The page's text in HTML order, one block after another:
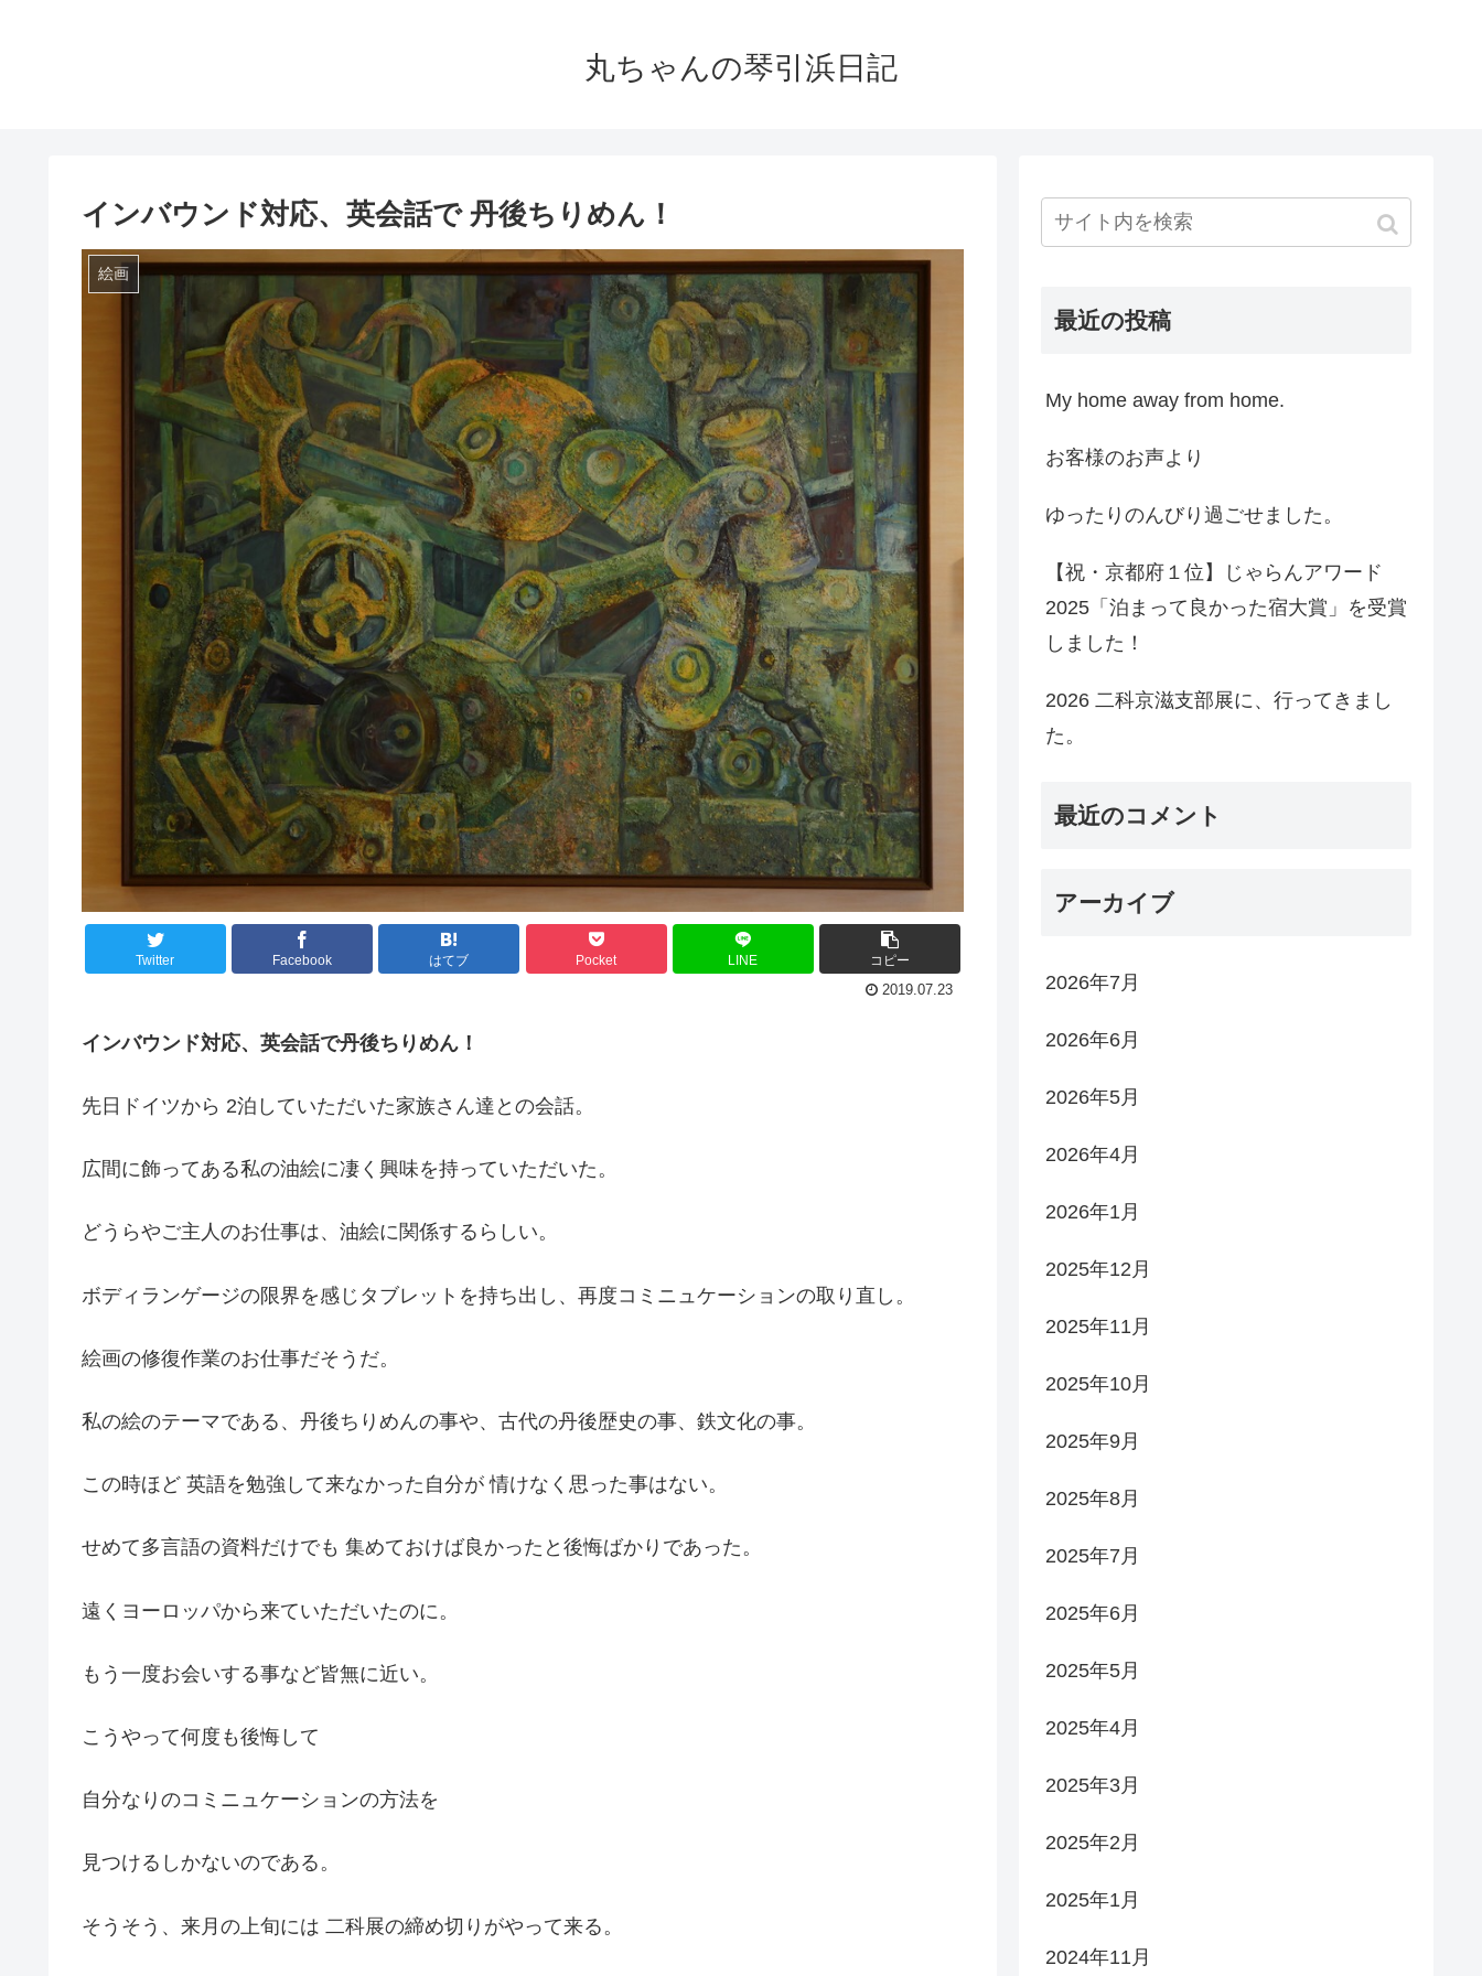
丸ちゃんの琴引浜日記
インバウンド対応、英会話で 丹後ちりめん！
絵画
Twitter Facebook はてブ Pocket LINE
コピー
2019.07.23
インバウンド対応、英会話で丹後ちりめん！
先日ドイツから 2泊していただいた家族さん達との会話。
広間に飾ってある私の油絵に凄く興味を持っていただいた。
どうらやご主人のお仕事は、油絵に関係するらしい。
ボディランゲージの限界を感じタブレットを持ち出し、再度コミニュケーションの取り直し。
絵画の修復作業のお仕事だそうだ。
私の絵のテーマである、丹後ちりめんの事や、古代の丹後歴史の事、鉄文化の事。
この時ほど 英語を勉強して来なかった自分が 情けなく思った事はない。
せめて多言語の資料だけでも 集めておけば良かったと後悔ばかりであった。
遠くヨーロッパから来ていただいたのに。
もう一度お会いする事など皆無に近い。
こうやって何度も後悔して
自分なりのコミニュケーションの方法を
見つけるしかないのである。
そうそう、来月の上旬には 二科展の締め切りがやって来る。
最近の投稿
My home away from home.
お客様のお声より
ゆったりのんびり過ごせました。
【祝・京都府１位】じゃらんアワード
2025「泊まって良かった宿大賞」を受賞
しました！
2026 二科京滋支部展に、行ってきまし
た。
最近のコメント
アーカイブ
2026年7月
2026年6月
2026年5月
2026年4月
2026年1月
2025年12月
2025年11月
2025年10月
2025年9月
2025年8月
2025年7月
2025年6月
2025年5月
2025年4月
2025年3月
2025年2月
2025年1月
2024年11月